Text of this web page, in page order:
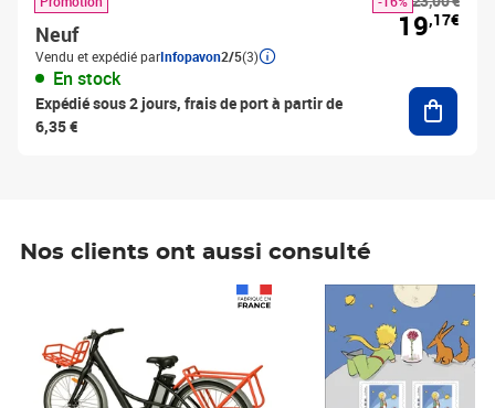
Neuf
Vendu et expédié parInfopavon2/5(3)
En stock
Expédié sous 2 jours, frais de port à partir de
6,35 €
19,17€
Nos clients ont aussi consulté
Prix 7,50€